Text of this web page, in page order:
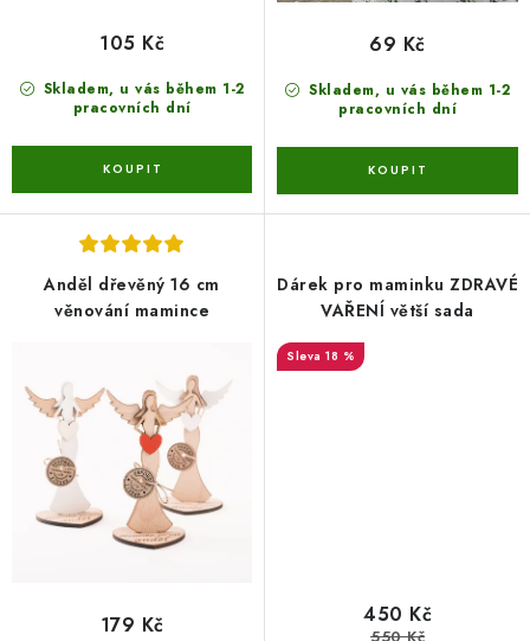
Skladem, u vás během 1-2
pracovních dní
105 Kč
Skladem, u vás během 1-2
pracovních dní
69 Kč
Anděl dřevěný 16 cm
věnování mamince
179 Kč
Dárek pro maminku ZDRAVÉ
VAŘENÍ větší sada
18 %
450 Kč